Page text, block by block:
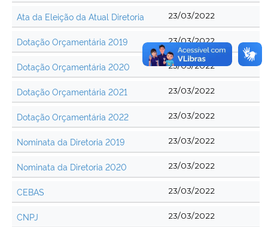
Ata da Eleição da Atual Diretoria 23/03/2022
Dotação Orçamentária 2019 23/03/2022
Dotação Orçamentária 2020 23/03/2022
Dotação Orçamentária 2021 23/03/2022
Dotação Orçamentária 2022 23/03/2022
Nominata da Diretoria 2019 23/03/2022
Nominata da Diretoria 2020 23/03/2022
CEBAS 23/03/2022
CNPJ 23/03/2022